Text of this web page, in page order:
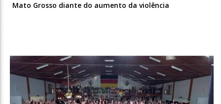
Mato Grosso diante do aumento da violência